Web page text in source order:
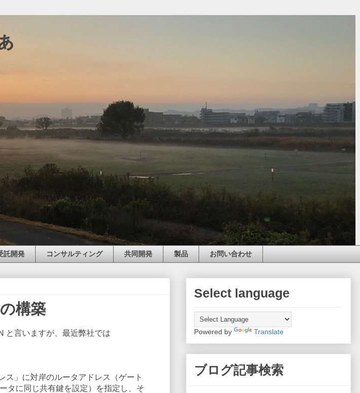
託開発 コンサルティング 共同開発 製品 お問い合わせ
構築
と言いますが、最近弊社では
」に対岸のルータアドレス（ゲート
タに同じ共有鍵を設定）を指定し、そ
Select language
Powered by Translate
ブログ記事検索